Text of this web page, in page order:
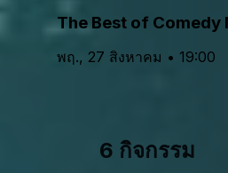
The Best of Comedy
พฤ., 27 สิงหาคม • 19:00
6 กิจกรรม